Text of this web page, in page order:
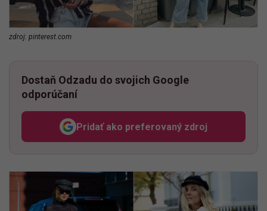
zdroj: pinterest.com
Dostaň Odzadu do svojich Google
odporúčaní
Pridať ako preferovaný zdroj
Odzadu, odkaz sa otvorí v